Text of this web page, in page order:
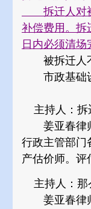
拆迁人对被
补偿费用。拆
日内必须清场
被拆迁人不
市政基础设
主持人：拆
姜亚春律师
行政主管部门
产估价师。评
主持人：那
姜亚春律师